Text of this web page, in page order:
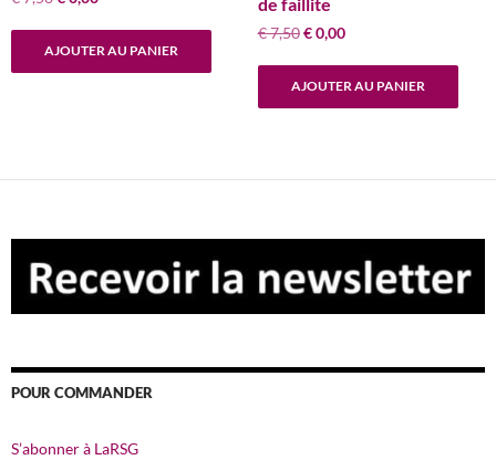
AJOUTER AU PANIER
de faillite
€7,50 Le
€0,00Le
AJOUTER AU PANIER
POUR COMMANDER
S’abonner à LaRSG